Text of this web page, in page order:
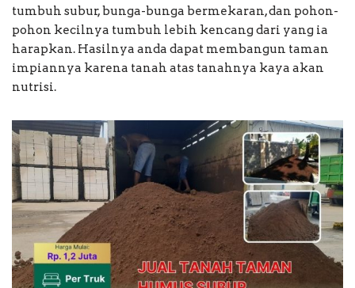
tumbuh subur, bunga-bunga bermekaran, dan pohon-
pohon kecilnya tumbuh lebih kencang dari yang ia
harapkan. Hasilnya anda dapat membangun taman
impiannya karena tanah atas tanahnya kaya akan
nutrisi.